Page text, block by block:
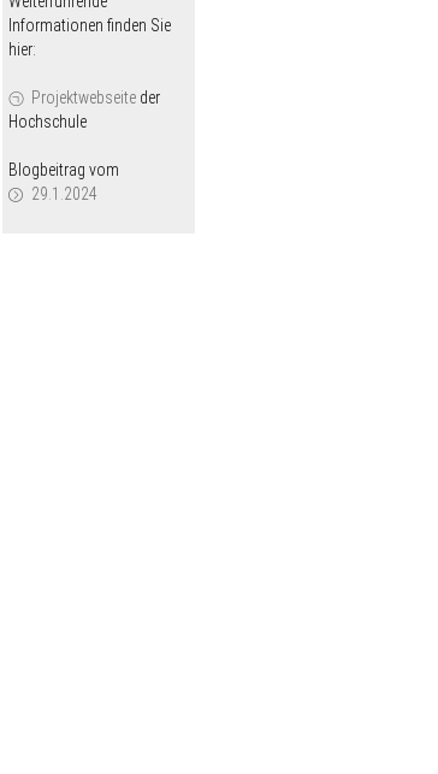
Informationen finden Sie
hier:
Projektwebseite der
Hochschule
Blogbeitrag vom
29.1.2024